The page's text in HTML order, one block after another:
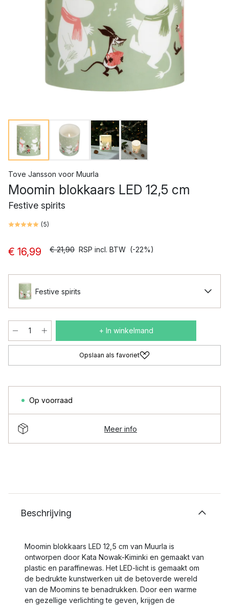
Tove Jansson voor Muurla
Moomin blokkaars LED 12,5 cm
Festive spirits
(5)
€ 16,99 € 21,90 RSP incl. BTW (-22%)
Festive spirits
+ In winkelmand
Opslaan als favoriet
Op voorraad
Meer info
Beschrijving
Moomin blokkaars LED 12,5 cm van Muurla is
ontworpen door Kata Nowak-Kiminki en gemaakt van
plastic en paraffinewas. Het LED-licht is gemaakt om
de bedrukte kunstwerken uit de betoverde wereld
van de Moomins te benadrukken. Door een warme
en gezellige verlichting te geven, krijgen de